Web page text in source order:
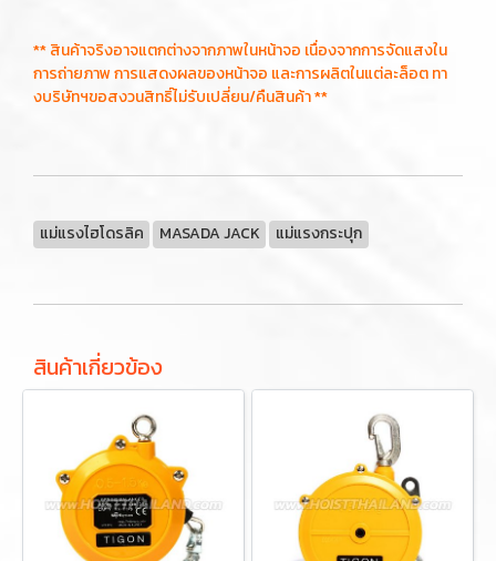
** สินค้าจริงอาจแตกต่างจากภาพในหน้าจอ เนื่องจากการจัดแสงใน
การถ่ายภาพ การแสดงผลของหน้าจอ และการผลิตในแต่ละล็อต ทา
งบริษัทฯขอสงวนสิทธิ์ไม่รับเปลี่ยน/คืนสินค้า **
แม่แรงไฮโดรลิค MASADA JACK แม่แรงกระปุก
สินค้าเกี่ยวข้อง